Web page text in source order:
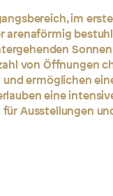
im
arenaförmig
von Öffnungen
und ermöglichen
eine
Ausstellungen